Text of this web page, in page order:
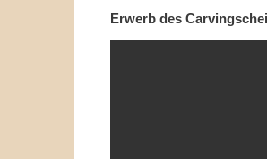
Erwerb des